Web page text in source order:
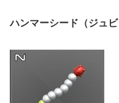
ハンマーシード（ジュビ